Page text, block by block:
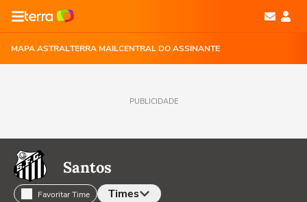
MAPA ASTRALTERRA MAILCENTRAL DO ASSINANTE
PUBLICIDADE
Santos
Favoritar Time Times